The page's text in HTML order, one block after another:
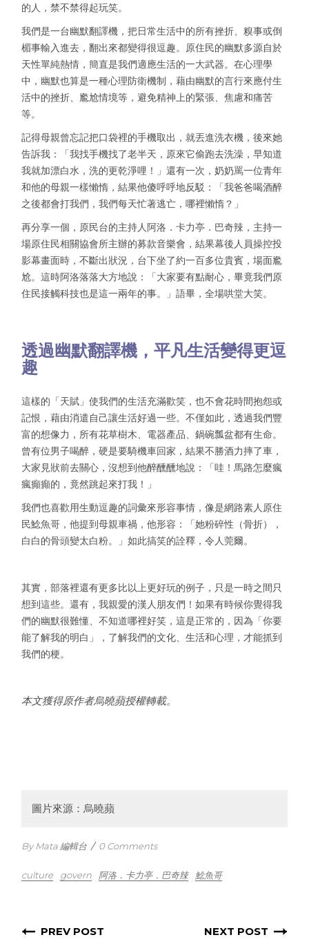
的人，禁不禁得起玩笑。
我們是一台幽默翻譯機，把日常生活中的所有挫折、糗事或倒
楣事輸入進去，翻出來都變得很逗趣。原住民的幽默多源自於
天性單純熱情，簡直是我們適應生活的一大武器。在心理學
中，幽默也算是一種心理防衛機制，藉由幽默的言行來應付生
活中的挫折、尷尬情境等，避免精神上的緊張、焦慮和痛苦
等。
記得母親曾忘記把口袋裡的手機取出，就丟進洗衣機，後來她
告訴我：「我找手機找了老半天，原來它偷跑去洗澡，早知道
我就加漂白水，洗的更乾淨哩！」還有一次，奶奶罵一位青年
和他的母親一樣懶惰，結果他傻呼呼地反駁：「我爸爸喝酒醉
之後都會打我們，我們每天忙著逃亡，哪裡懶惰？」
再分享一個，原民台的主持人阿洛．卡力亭．巴奇辣，主持一
場原住民相關協會所主辦的募款音樂會，結果幕後人員操控投
影幕畫面時，不斷出狀況，台下坐了約一百多位貴賓，場面尷
尬。這時阿洛落落大方地說：「大家要有點耐心，畢竟我們原
住民接觸科技也是這一兩年的事。」語畢，全場哄堂大笑。
透過幽默翻譯機，平凡生活變得更逗
趣
這樣的「天賦」使我們的生活充滿歡笑，也不會花時間抱怨或
記恨，藉由消遣自己讓生活好過一些。不僅如此，透過我們豐
富的想像力，所有花草樹木、電器產品、鍋碗瓢盆都有生命。
曾有位男子喝醉，硬是要騎機車回家，結果不勝酒力摔了車，
大家見狀前去關心，沒想到他醉醺醺地說：「哇！馬路怎麼瘋
瘋癲癲的，竟然跳起來打我！」
我們也喜歡用生動逗趣的詞彙來形容事情，像是網路素人原住
民鯰魚哥，他提到母親車禍，他形容：「她粉碎性（骨折），
白白的骨頭變太白粉。」如此搞笑的詮釋，令人莞爾。
其實，部落裡還有更多比以上更好玩的例子，只是一時之間只
想到這些。還有，我親愛的漢人朋友們！如果有時候你覺得我
們的幽默很難懂、不知道哪裡好笑，這是正常的，因為「你要
能了解我的明白」，了解我們的文化、生活和心理，才能抓到
我們的梗。
本文獲得原作者烏曉蘋授權轉載。
圖片來源：烏曉蘋
By Mata 編輯台 / 0 Comments
culture govern 阿洛．卡力亭．巴奇辣 鯰魚哥
PREV POST NEXT POST